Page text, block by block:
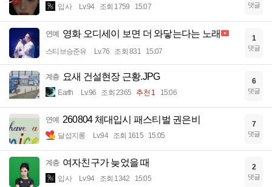
입사 Lv.94 조회 1759 15:07 댓글
연예 영화 오디세이 보면 더 와닿는다는 노래
스티브승준유 Lv.76 조회 831 15:07
1
댓글
계층 요새 건설현장 근황.JPG
Earth Lv.96 조회 2365 추천 1 15:06
6
댓글
연예 260804 체대입시 패스티벌 권은비
달섭지롱 Lv.94 조회 1615 15:05
7
댓글
계층 여자친구가 늦었을 때
입사 Lv.94 조회 1342 15:05
2
댓글